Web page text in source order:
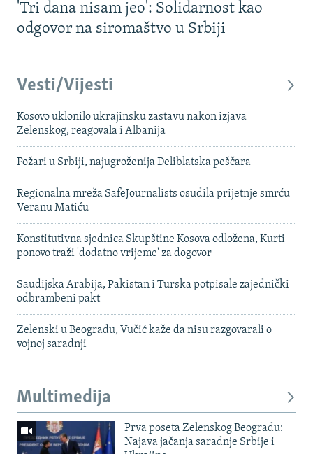
'Tri dana nisam jeo': Solidarnost kao
odgovor na siromaštvo u Srbiji
Vesti/Vijesti
Kosovo uklonilo ukrajinsku zastavu nakon izjava
Zelenskog, reagovala i Albanija
Požari u Srbiji, najugroženija Deliblatska peščara
Regionalna mreža SafeJournalists osudila prijetnje smrću
Veranu Matiću
Konstitutivna sjednica Skupštine Kosova odložena, Kurti
ponovo traži 'dodatno vrijeme' za dogovor
Saudijska Arabija, Pakistan i Turska potpisale zajednički
odbrambeni pakt
Zelenski u Beogradu, Vučić kaže da nisu razgovarali o
vojnoj saradnji
Multimedija
Prva poseta Zelenskog Beogradu:
Najava jačanja saradnje Srbije i